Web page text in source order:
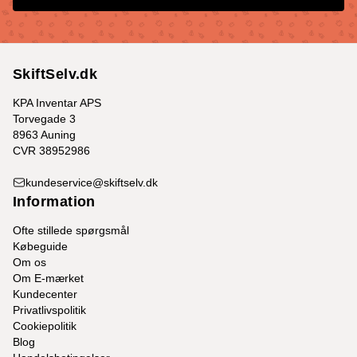
SkiftSelv.dk
KPA Inventar APS
Torvegade 3
8963 Auning
CVR 38952986
kundeservice@skiftselv.dk
Information
Ofte stillede spørgsmål
Købeguide
Om os
Om E-mærket
Kundecenter
Privatlivspolitik
Cookiepolitik
Blog